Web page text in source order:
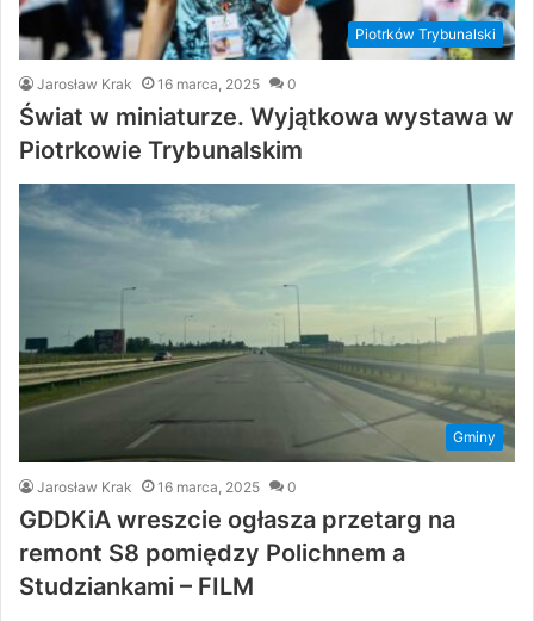
Piotrków Trybunalski
Jarosław Krak 16 marca, 2025 0
Świat w miniaturze. Wyjątkowa wystawa w
Piotrkowie Trybunalskim
Gminy
Jarosław Krak 16 marca, 2025 0
GDDKiA wreszcie ogłasza przetarg na
remont S8 pomiędzy Polichnem a
Studziankami – FILM